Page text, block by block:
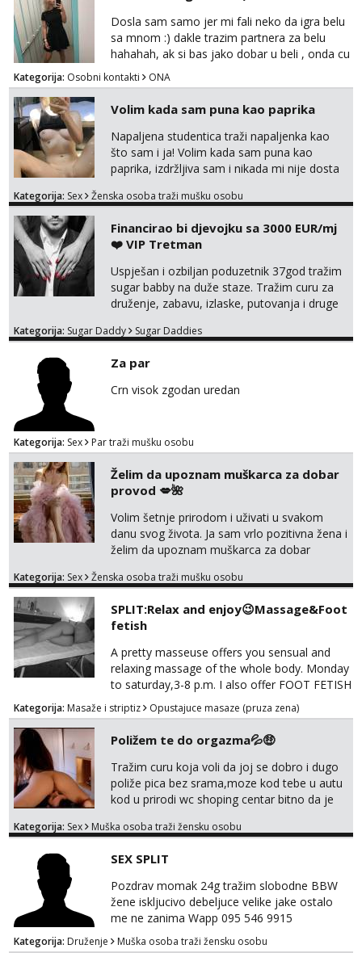
Čekam tvoj poziv!
Tel:064/677-677 - Kod: #128
Čekam tvoj poziv!
Tel:064/677-677- Kod: #108
tel:0,93€ - mob:1,12€ min
Čekam tvoj poziv!
tel:0,93€ - mob:1,12€ min
Zara
Čekam tvoj poziv!
Tel:064/677-677 - Kod: #123
Čekam tvoj poziv!
Tel:064/677-677 - Kod: #142
Čekam tvoj poziv!
Tel:064/677-677 - Kod: #72
tel:0,93€ - mob:1,12€ min
Dosla sam samo jer mi fali neko da igra belu
sa mnom :) dakle trazim partnera za belu
hahahah, ak si bas jako dobar u beli , onda cu
razmislit za dalje Klikni na link ispod i nadji me
tamo, cekam te!
Kategorija: Osobni kontakti ONA
Volim kada sam puna kao paprika
Napaljena studentica traži napaljenka kao
što sam i ja! Volim kada sam puna kao
paprika, izdržljiva sam i nikada mi nije dosta
bilo kad i bilo gdje zato se javi što prije da
tamo, cekam te!
Kategorija: Sex Ženska osoba traži mušku osobu
Financirao bi djevojku sa 3000 EUR/mj
❤️ VIP Tretman
Uspješan i ozbiljan poduzetnik 37god tražim
sugar babby na duže staze. Tražim curu za
druženje, zabavu, izlaske, putovanja i druge
otvorena, komunikativna, zgodna i atraktivna
markodalic37@gmail.com
Kategorija: Sugar Daddy Sugar Daddies
Za par
Crn visok zgodan uredan
Kategorija: Sex Par traži mušku osobu
Želim da upoznam muškarca za dobar
provod 💋🌺
Volim šetnje prirodom i uživati u svakom
danu svog života. Ja sam vrlo pozitivna žena i
želim da upoznam muškarca za dobar
na link ispod i nadji me tamo, cekam te!
Kategorija: Sex Ženska osoba traži mušku osobu
SPLIT:Relax and enjoy😉Massage&Foot
fetish
A pretty masseuse offers you sensual and
relaxing massage of the whole body. Monday
to saturday,3-8 p.m. I also offer FOOT FETISH
for lovers of beautiful feets👣👠👡👢 Calls
only,no messages! *NO SEX *PRIORITY IS
GIVEN TO REGULAR CLIENTS
Kategorija: Masaže i striptiz Opustajuce masaze (pruza zena)
Poližem te do orgazma💦🤑
Tražim curu koja voli da joj se dobro i dugo
poliže pica bez srama,moze kod tebe u autu
kod u prirodi wc shoping centar bitno da je
jer nisam solo. Zgodan sam i diskretan,sliku
za brz dogovor Kontakt 0958759047
Kategorija: Sex Muška osoba traži žensku osobu
SEX SPLIT
Pozdrav momak 24g tražim slobodne BBW
žene iskljucivo debeljuce velike jake ostalo
me ne zanima Wapp 095 546 9915
Kategorija: Druženje Muška osoba traži žensku osobu